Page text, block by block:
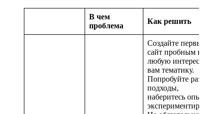
В чем
проблема
Как решить
Создайте первый
сайт пробным на
любую интересную
вам тематику.
Попробуйте разные
подходы,
наберитесь опыта,
экспериментируйте.